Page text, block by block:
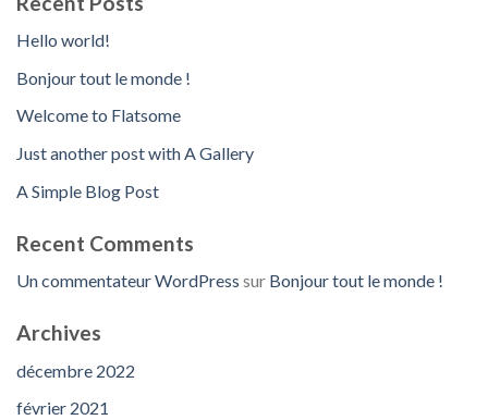
Hello world!
Bonjour tout le monde !
Welcome to Flatsome
Just another post with A Gallery
A Simple Blog Post
Recent Comments
Un commentateur WordPress sur Bonjour tout le monde !
Archives
décembre 2022
février 2021